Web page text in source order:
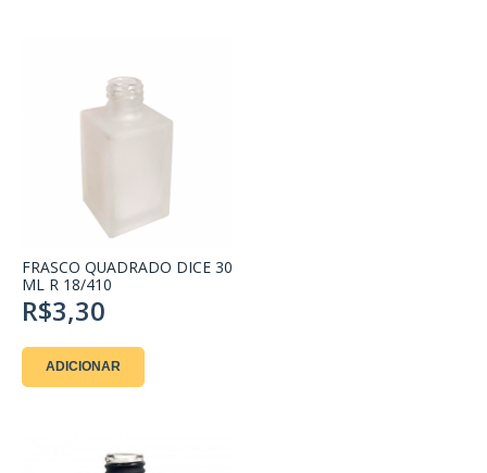
FRASCO QUADRADO DICE 30
ML R 18/410
R$3,30
ADICIONAR